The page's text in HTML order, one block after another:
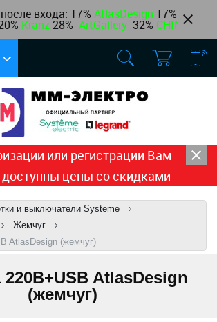
входа: 17% AtlasDesign 17%
Kranz 28% ArtGallery 32% CHINT
или регистрации Вам
доступны цены со скидками
и выключатели Systeme
Жемчуг
AtlasDesign (жемчуг)
220В+USB AtlasDesign
(жемчуг)